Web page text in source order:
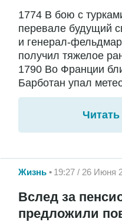
1774 В бою с
перевале будущий
и генерал-
получил тяжелое
1790 Во Франции
Барботан упал
Жизнь 19:27 / 26 Июня
Вслед за
предложили